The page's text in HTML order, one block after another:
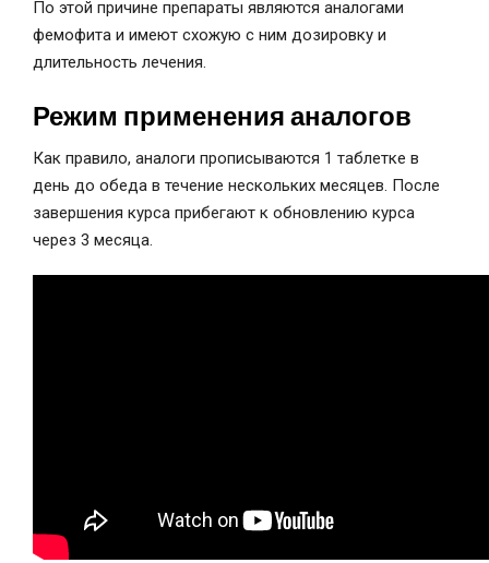
По этой причине препараты являются аналогами
фемофита и имеют схожую с ним дозировку и
длительность лечения.
Режим применения аналогов
Как правило, аналоги прописываются 1 таблетке в
день до обеда в течение нескольких месяцев. После
завершения курса прибегают к обновлению курса
через 3 месяца.